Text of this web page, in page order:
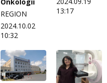
Onkologii
REGION
2024.10.02
10:32
13:17